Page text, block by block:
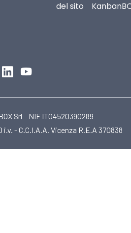
del sito
Srl – NIF IT04520390289
- C.C.I.A.A. Vicenza R.E.A 370838